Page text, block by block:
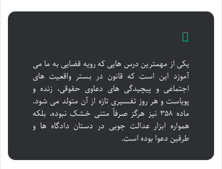
یکی از مهمترین درس هایی که رویه قضایی به ما می
آموزد این است که قانون در بستر واقعیت های
اجتماعی و پیچیدگی های دعاوی حقوقی، زنده و
پویاست و هر روز تفسیری تازه از آن متولد می شود.
ماده ۳۵۸ نیز هرگز صرفاً متنی خشک نبوده، بلکه
همواره ابزار عدالت جویی در دستان دادگاه ها و
طرفین دعوا بوده است.